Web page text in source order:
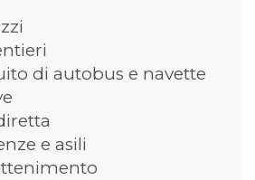
di autobus e navette
e asili